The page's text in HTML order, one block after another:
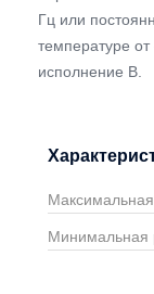
Гц или
температуре
исполнение В.
Минимальная